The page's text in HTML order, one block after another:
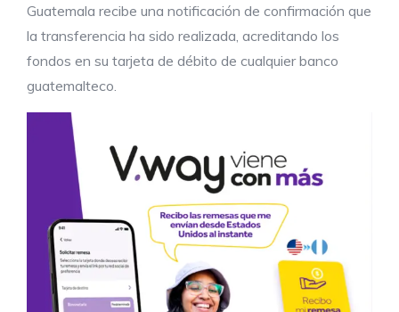
Guatemala recibe una notificación de confirmación que
la transferencia ha sido realizada, acreditando los
fondos en su tarjeta de débito de cualquier banco
guatemalteco.